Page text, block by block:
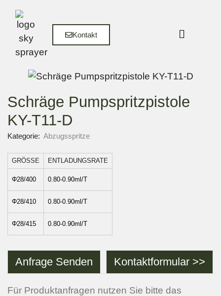
Kontakt
Schräge Pumpspritzpistole
KY-T11-D
Kategorie: Abzugsspritze
GRÖSSE ENTLADUNGSRATE
Φ28/400 0.80-0.90ml/T
Φ28/410 0.80-0.90ml/T
Φ28/415 0.80-0.90ml/T
Anfrage Senden Kontaktformular >>
Für Produktanfragen nutzen Sie bitte das